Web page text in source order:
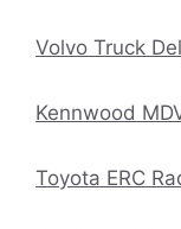
Volvo Truck
Kennwood
Toyota ERC